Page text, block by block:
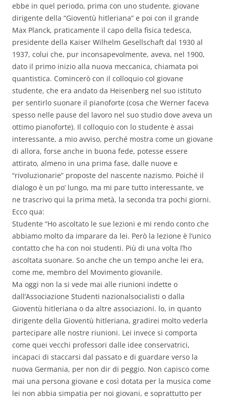
ebbe in quel periodo, prima con uno studente, giovane
dirigente della “Gioventù hitleriana” e poi con il grande
Max Planck, praticamente il capo della fisica tedesca,
presidente della Kaiser Wilhelm Gesellschaft dal 1930 al
1937, colui che, pur inconsapevolmente, aveva, nel 1900,
dato il primo inizio alla nuova meccanica, chiamata poi
quantistica. Comincerò con il colloquio col giovane
studente, che era andato da Heisenberg nel suo istituto
per sentirlo suonare il pianoforte (cosa che Werner faceva
spesso nelle pause del lavoro nel suo studio dove aveva un
ottimo pianoforte). Il colloquio con lo studente è assai
interessante, a mio avviso, perché mostra come un giovane
di allora, forse anche in buona fede, potesse essere
attirato, almeno in una prima fase, dalle nuove e
“rivoluzionarie” proposte del nascente nazismo. Poiché il
dialogo è un po’ lungo, ma mi pare tutto interessante, ve
ne trascrivo qui la prima metà, la seconda tra pochi giorni.
Ecco qua:
Studente “Ho ascoltato le sue lezioni e mi rendo conto che
abbiamo molto da imparare da lei. Però la lezione è l’unico
contatto che ha con noi studenti. Più di una volta l’ho
ascoltata suonare. So anche che un tempo anche lei era,
come me, membro del Movimento giovanile.
Ma oggi non la si vede mai alle riunioni indette o
dall’Associazione Studenti nazionalsocialisti o dalla
Gioventù hitleriana o da altre associazioni. lo, in quanto
dirigente della Gioventù hitleriana, gradirei molto vederla
partecipare alle nostre riunioni. Lei invece si comporta
come quei vecchi professori dalle idee conservatrici,
incapaci di staccarsi dal passato e di guardare verso la
nuova Germania, per non dir di peggio. Non capisco come
mai una persona giovane e così dotata per la musica come
lei non abbia simpatia per noi giovani, e soprattutto per